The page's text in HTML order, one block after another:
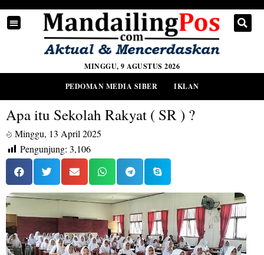
MINGGU, 9 AGUSTUS 2026
PEDOMAN MEDIA SIBER
IKLAN
Apa itu Sekolah Rakyat ( SR ) ?
Minggu, 13 April 2025
Pengunjung: 3,106